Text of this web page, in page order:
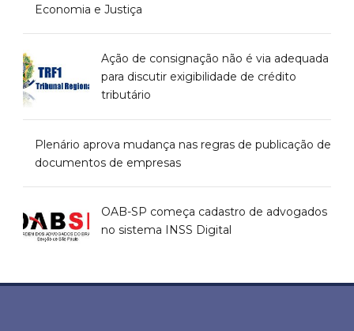
Economia e Justiça
Ação de consignação não é via adequada
para discutir exigibilidade de crédito
tributário
Plenário aprova mudança nas regras de publicação de
documentos de empresas
OAB-SP começa cadastro de advogados
no sistema INSS Digital